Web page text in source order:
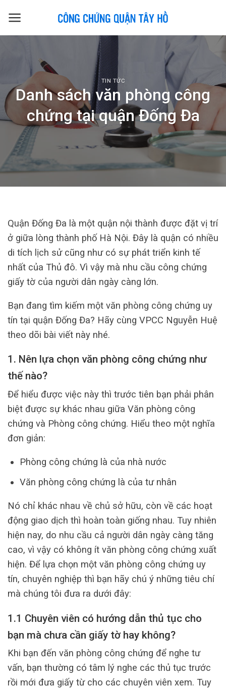
TIN TỨC
Danh sách văn phòng công
chứng tại quận Đống Đa
Quận Đống Đa là một quận nội thành được đặt vị trí
ở giữa lòng thành phố Hà Nội. Đây là quận có nhiều
di tích lịch sử cũng như có sự phát triển kinh tế
nhất của Thủ đô. Vì vậy mà nhu cầu công chứng
giấy tờ của người dân ngày càng lớn.
Bạn đang tìm kiếm một văn phòng công chứng uy
tín tại quận Đống Đa? Hãy cùng VPCC Nguyễn Huệ
theo dõi bài viết này nhé.
1. Nên lựa chọn văn phòng công chứng như
thế nào?
Để hiểu được việc này thì trước tiên bạn phải phân
biệt được sự khác nhau giữa Văn phòng công
chứng và Phòng công chứng. Hiểu theo một nghĩa
đơn giản:
Phòng công chứng là của nhà nước
Văn phòng công chứng là của tư nhân
Nó chỉ khác nhau về chủ sở hữu, còn về các hoạt
động giao dịch thì hoàn toàn giống nhau. Tuy nhiên
hiện nay, do nhu cầu cả người dân ngày càng tăng
cao, vì vậy có không ít văn phòng công chứng xuất
hiện. Để lựa chọn một văn phòng công chứng uy
tín, chuyên nghiệp thì bạn hãy chú ý những tiêu chí
mà chúng tôi đưa ra dưới đây:
1.1 Chuyên viên có hướng dẫn thủ tục cho
bạn mà chưa cần giấy tờ hay không?
Khi bạn đến văn phòng công chứng để nghe tư
vấn, bạn thường có tâm lý nghe các thủ tục trước
rồi mới đưa giấy từ cho các chuyên viên xem. Tuy